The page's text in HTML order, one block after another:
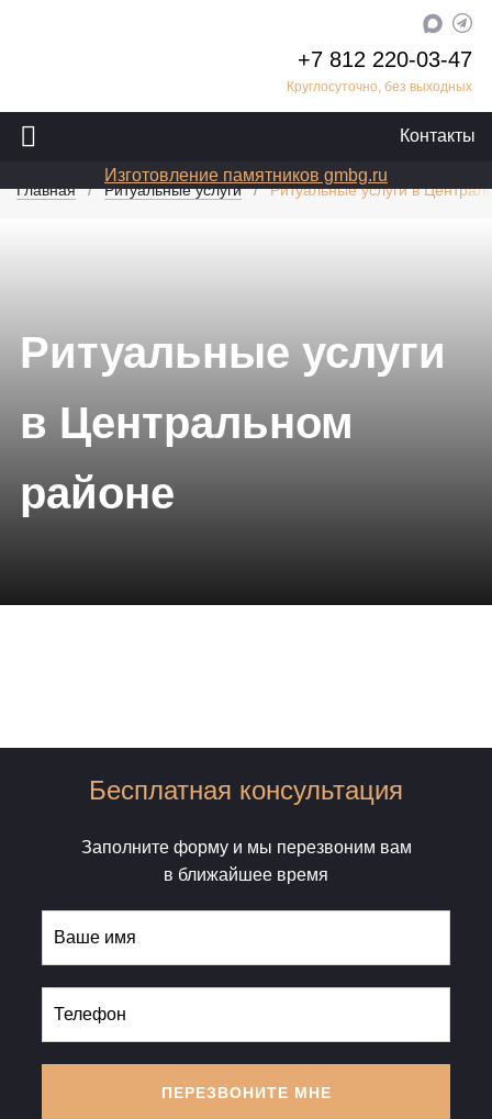
+7 812 220-03-47
Круглосуточно, без выходных
Контакты
Изготовление памятников gmbg.ru
Главная Ритуальные услуги Ритуальные услуги в
Ритуальные услуги
в Центральном
районе
Бесплатная консультация
Заполните форму и мы перезвоним вам
в ближайшее время
ПЕРЕЗВОНИТЕ МНЕ